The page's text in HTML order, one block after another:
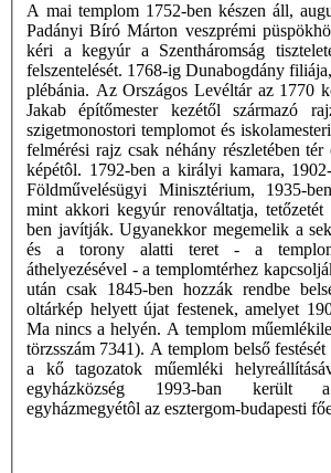
A mai templom 1752-ben készen áll,
Padányi Bíró Márton veszprémi
kéri a kegyúr a Szentháromság
felszentelését. 1768-ig Dunabogdány
plébánia. Az Országos Levéltár az 1770
Jakab építőmester kezétől származó
szigetmonostori templomot és
felmérési rajz csak néhány részletében
képétôl. 1792-ben a királyi kamara,
Földművelésügyi Minisztérium, 1935-
mint akkori kegyúr renováltatja, tetőzetét
ben javítják. Ugyanekkor megemelik a
és a torony alatti teret - a
áthelyezésével - a templomtérhez
után csak 1845-ben hozzák rendbe
oltárkép helyett újat festenek, amelyet
Ma nincs a helyén. A templom
törzsszám 7341). A templom belső
a kő tagozatok műemléki
egyházközség 1993-ban került a
egyházmegyétôl az esztergom-budapesti